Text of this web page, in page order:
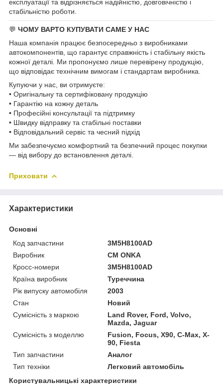
експлуатації та відрізняється надійністю, довговічністю і
стабільністю роботи.
💬 ЧОМУ ВАРТО КУПУВАТИ САМЕ У НАС
Наша компанія працює безпосередньо з виробниками
автокомпонентів, що гарантує справжність і стабільну якість
кожної деталі. Ми пропонуємо лише перевірену продукцію,
що відповідає технічним вимогам і стандартам виробника.
Купуючи у нас, ви отримуєте:
• Оригінальну та сертифіковану продукцію
• Гарантію на кожну деталь
• Професійні консультації та підтримку
• Швидку відправку та стабільні поставки
• Відповідальний сервіс та чесний підхід
Ми забезпечуємо комфортний та безпечний процес покупки
— від вибору до встановлення деталі.
Приховати
Характеристики
Основні
Код запчастини
3M5H8100AD
Виробник
CM ONKA
Кросс-номери
3M5H8100AD
Країна виробник
Туреччина
Рік випуску автомобіля
2003
Стан
Новий
Сумісність з маркою
Land Rover, Ford, Volvo,
Mazda, Jaguar
Сумісність з моделлю
Fusion, Focus, X90, C-Max, X-
90, Fiesta
Тип запчастини
Аналог
Тип техніки
Легковий автомобіль
Користувальницькі характеристики